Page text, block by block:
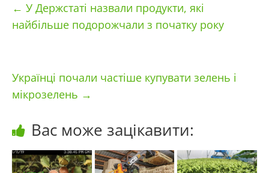
← У Держстаті назвали продукти, які
найбільше подорожчали з початку року
Українці почали частіше купувати зелень і
мікрозелень →
Вас може зацікавити: